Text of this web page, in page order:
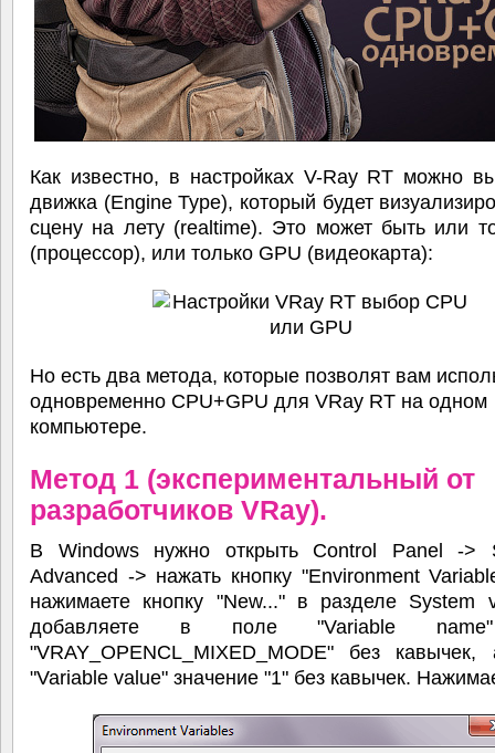
Как известно, в настройках V-Ray RT можно
движка (Engine Type), который будет
сцену на лету (realtime). Это может быть или
(процессор), или только GPU (видеокарта):
Но есть два метода, которые позволят вам
одновременно CPU+GPU для VRay RT на одном
компьютере.
Метод 1 (экспериментальный от
разработчиков VRay).
В Windows нужно открыть Control Panel ->
Advanced -> нажать кнопку "Environment
нажимаете кнопку "New..." в разделе System
добавляете в поле "Variable
"VRAY_OPENCL_MIXED_MODE" без
"Variable value" значение "1" без кавычек.